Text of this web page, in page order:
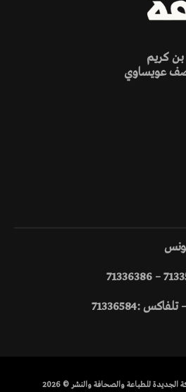
بن كريم
عويساوي
للطباعة والصحافة والنشر © 2026